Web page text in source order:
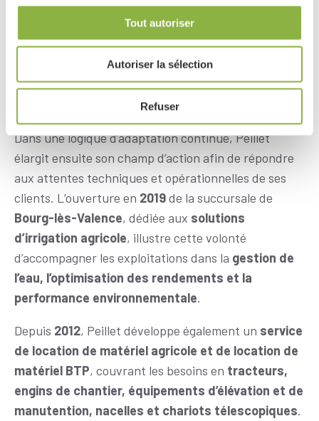
Tout autoriser
Autoriser la sélection
Refuser
innovant. Cette orientation stratégique
s’accompagne de l’ouverture denouvelles
succursales en Isère, permettant de renforcer la
distribution de matériel agricole, le
venteet la disponibilité despièces détachéessur
l’ensemble du territoire.
Dans une logique d’adaptation continue, Peillet
élargit ensuite son champ d’action afin de répondre
aux attentes techniques et opérationnelles de ses
clients. L’ouverture en 2019de la succursale de
Bourg-lès-Valence, dédiée aux solutions
d’irrigation agricole, illustre cette volonté
d’accompagner les exploitations dans la gestion de
l’eau, l’optimisation des rendements et la
performance environnementale.
Depuis 2012, Peillet développe également un service
de location de matériel agricole et de location de
matériel BTP, couvrant les besoins en tracteurs,
engins de chantier, équipements d’élévation et de
manutention, nacelles et chariots télescopiques.